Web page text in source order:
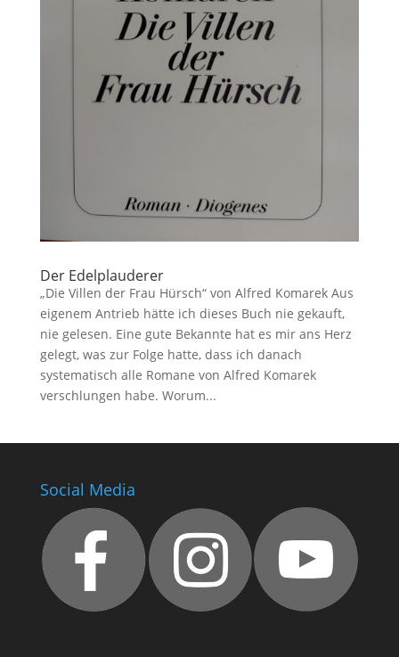
Der Edelplauderer
„Die Villen der Frau Hürsch“ von Alfred Komarek Aus
eigenem Antrieb hätte ich dieses Buch nie gekauft,
nie gelesen. Eine gute Bekannte hat es mir ans Herz
gelegt, was zur Folge hatte, dass ich danach
systematisch alle Romane von Alfred Komarek
verschlungen habe. Worum...
Social Media